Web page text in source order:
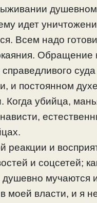
идет
Всем надо
Обращение
и постоянном
Когда убийца,
реакции и
и соцсетей;
мучаются
моей власти, и я